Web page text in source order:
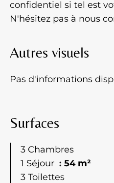
confidentiel si tel est
N'hésitez pas à nous
Autres visuels
Pas d'informations
Surfaces
3 Chambres
1 Séjour
54 m²
3 Toilettes